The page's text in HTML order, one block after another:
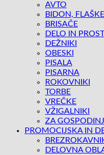
AVTO
BIDON,
BRISAČE
DELO IN
DEŽNIKI
OBESKI
PISALA
PISARNA
ROKOVNIKI
TORBE
VREČKE
VŽIGALNIKI
ZA
PROMOCIJSKA IN
DELOVNA